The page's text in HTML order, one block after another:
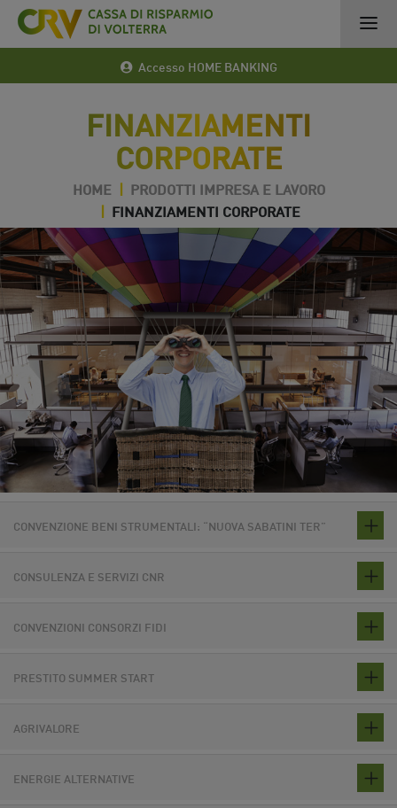
Accesso HOME BANKING
FINANZIAMENTI
CORPORATE
HOME | PRODOTTI IMPRESA E LAVORO
| FINANZIAMENTI CORPORATE
CONVENZIONE BENI STRUMENTALI: “NUOVA SABATINI TER”
CONSULENZA E SERVIZI CNR
CONVENZIONI CONSORZI FIDI
PRESTITO SUMMER START
AGRIVALORE
ENERGIE ALTERNATIVE